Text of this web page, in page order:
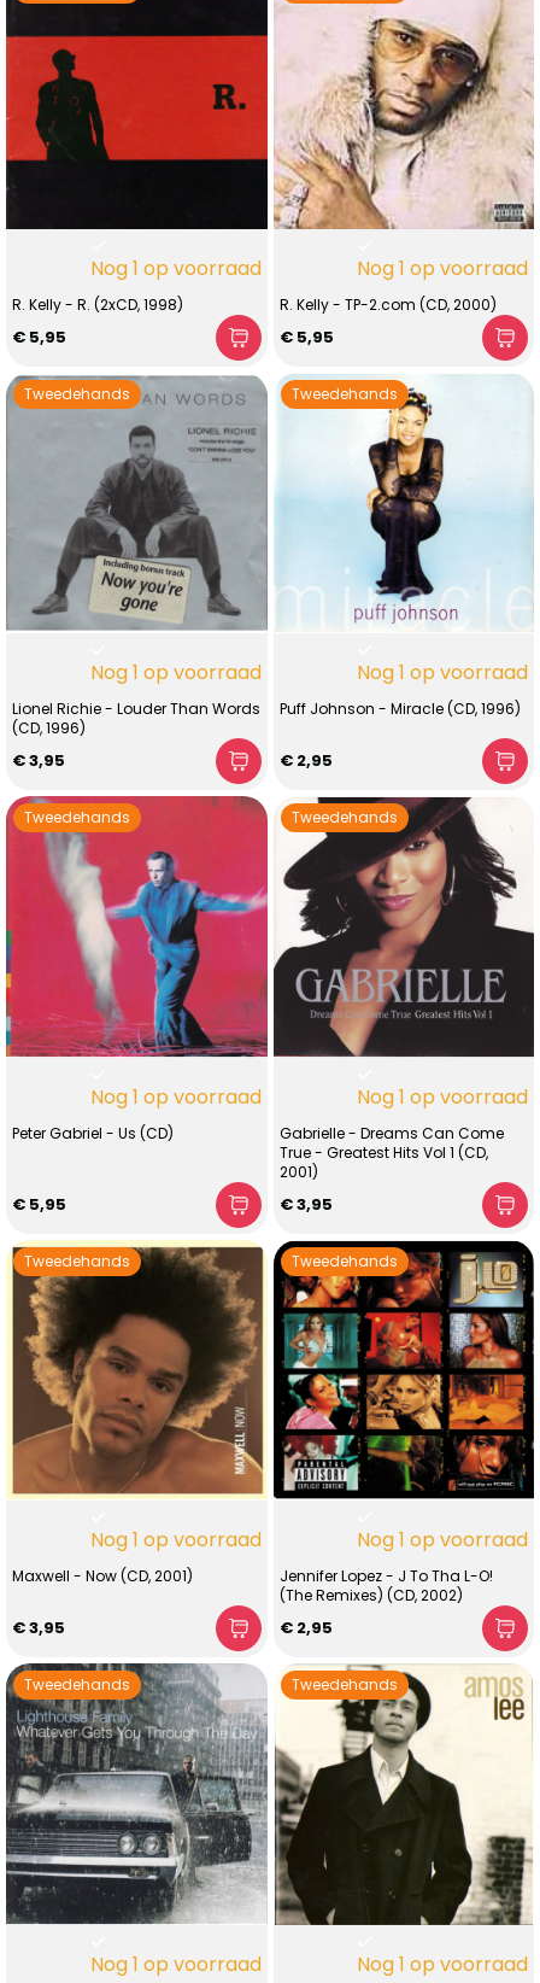
Nog 1 op voorraad
R. Kelly - R. (2xCD, 1998)
€ 5,95
Nog 1 op voorraad
R. Kelly - TP-2.com (CD, 2000)
€ 5,95
Tweedehands
Nog 1 op voorraad
Lionel Richie - Louder Than Words
(CD, 1996)
€ 3,95
Tweedehands
Nog 1 op voorraad
Puff Johnson - Miracle (CD, 1996)
€ 2,95
Tweedehands
Nog 1 op voorraad
Peter Gabriel - Us (CD)
€ 5,95
Tweedehands
Nog 1 op voorraad
Gabrielle - Dreams Can Come
True - Greatest Hits Vol 1 (CD,
2001)
€ 3,95
Tweedehands
Nog 1 op voorraad
Maxwell - Now (CD, 2001)
€ 3,95
Tweedehands
Nog 1 op voorraad
Jennifer Lopez - J To Tha L-O!
(The Remixes) (CD, 2002)
€ 2,95
Tweedehands
Nog 1 op voorraad
Tweedehands
Nog 1 op voorraad